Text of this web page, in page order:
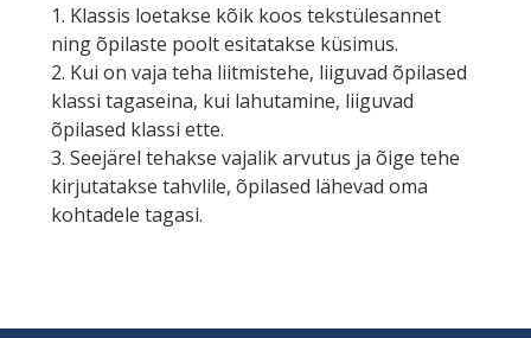
1. Klassis loetakse kõik koos tekstülesannet
ning õpilaste poolt esitatakse küsimus.
2. Kui on vaja teha liitmistehe, liiguvad õpilased
klassi tagaseina, kui lahutamine, liiguvad
õpilased klassi ette.
3. Seejärel tehakse vajalik arvutus ja õige tehe
kirjutatakse tahvlile, õpilased lähevad oma
kohtadele tagasi.